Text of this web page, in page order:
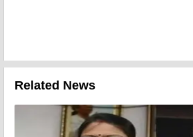
Related News